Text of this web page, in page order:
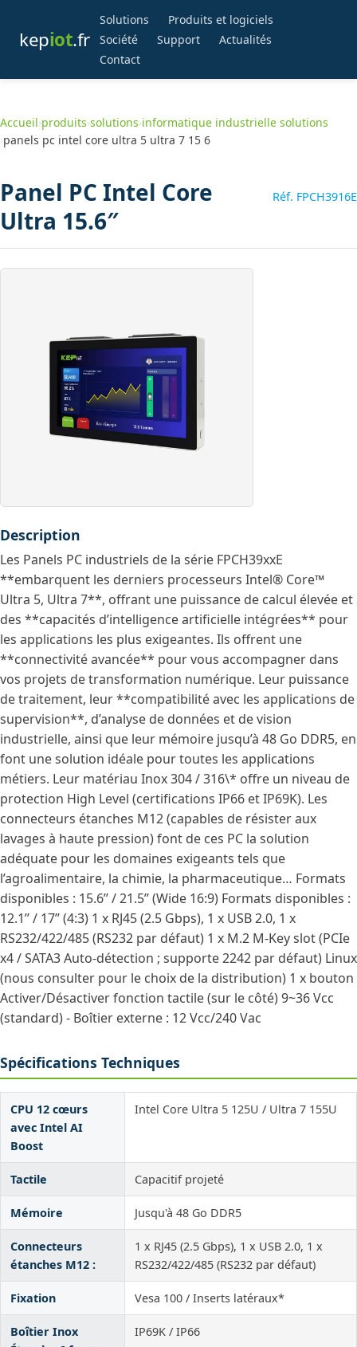
kepiot.fr
Solutions
Produits et logiciels
Société
Support
Actualités
Contact
Accueil›produits›solutions›informatique industrielle solutions
›panels pc intel core ultra 5 ultra 7 15 6
Panel PC Intel Core
Ultra 15.6″
Réf. FPCH3916E
Description
Les Panels PC industriels de la série FPCH39xxE
**embarquent les derniers processeurs Intel® Core™
Ultra 5, Ultra 7**, offrant une puissance de calcul élevée et
des **capacités d’intelligence artificielle intégrées** pour
les applications les plus exigeantes. Ils offrent une
**connectivité avancée** pour vous accompagner dans
vos projets de transformation numérique. Leur puissance
de traitement, leur **compatibilité avec les applications de
supervision**, d’analyse de données et de vision
industrielle, ainsi que leur mémoire jusqu’à 48 Go DDR5, en
font une solution idéale pour toutes les applications
métiers. Leur matériau Inox 304 / 316\* offre un niveau de
protection High Level (certifications IP66 et IP69K). Les
connecteurs étanches M12 (capables de résister aux
lavages à haute pression) font de ces PC la solution
adéquate pour les domaines exigeants tels que
l’agroalimentaire, la chimie, la pharmaceutique… Formats
disponibles : 15.6’’ / 21.5’’ (Wide 16:9) Formats disponibles :
12.1’’ / 17’’ (4:3) 1 x RJ45 (2.5 Gbps), 1 x USB 2.0, 1 x
RS232/422/485 (RS232 par défaut) 1 x M.2 M-Key slot (PCIe
x4 / SATA3 Auto-détection ; supporte 2242 par défaut) Linux
(nous consulter pour le choix de la distribution) 1 x bouton
Activer/Désactiver fonction tactile (sur le côté) 9~36 Vcc
(standard) - Boîtier externe : 12 Vcc/240 Vac
Spécifications Techniques
CPU 12 cœurs
avec Intel AI
Boost
Intel Core Ultra 5 125U / Ultra 7 155U
Tactile Capacitif projeté
Mémoire Jusqu'à 48 Go DDR5
Connecteurs
étanches M12 :
1 x RJ45 (2.5 Gbps), 1 x USB 2.0, 1 x
RS232/422/485 (RS232 par défaut)
Fixation Vesa 100 / Inserts latéraux*
Boîtier Inox
IP69K / IP66